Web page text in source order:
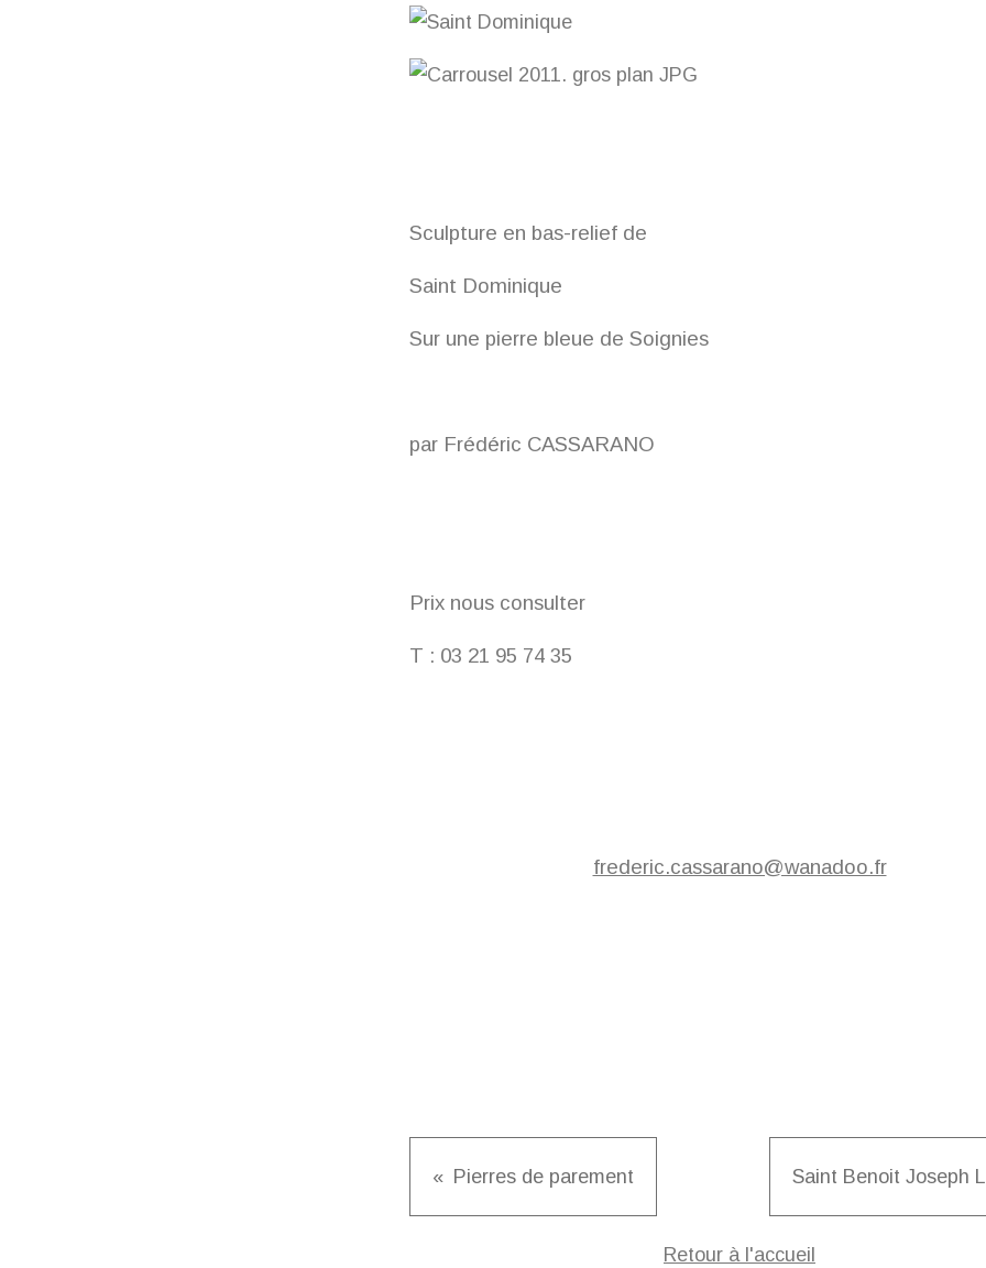
Sculpture en bas-relief de
Saint Dominique
Sur une pierre bleue de Soignies
par Frédéric CASSARANO
Prix nous consulter
T : 03 21 95 74 35
frederic.cassarano@wanadoo.fr
Pierres de parement Saint Benoit Joseph
Retour à l'accueil